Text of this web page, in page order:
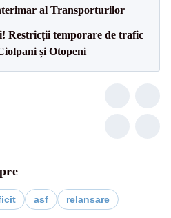
al Transporturilor
Restricții temporare de trafic
și Otopeni
asf relansare